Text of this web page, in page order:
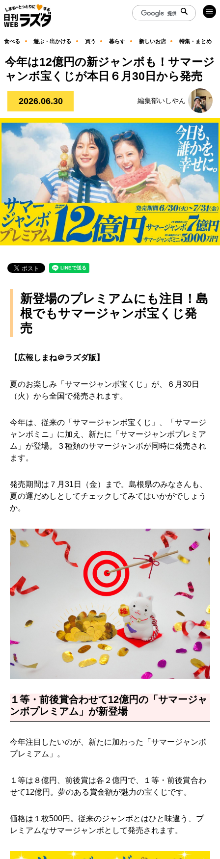
食べる 遊ぶ・出かける 買う 暮らす 新しいお店 特集・まとめ
今年は12億円の新ジャンボも！サマージ
ャンボ宝くじが本日６月30日から発売
2026.06.30 編集部いしやん
新登場のプレミアムにも注目！島
根でもサマージャンボ宝くじ発
売
【広報しまね＠ラズダ版】
夏のお楽しみ「サマージャンボ宝くじ」が、６月30日
（火）から全国で発売されます。
今年は、従来の「サマージャンボ宝くじ」、「サマージ
ャンボミニ」に加え、新たに「サマージャンボプレミア
ム」が登場。３種類のサマージャンボが同時に発売され
ます。
発売期間は７月31日（金）まで。島根県のみなさんも、
夏の運だめしとしてチェックしてみてはいかがでしょう
か。
１等・前後賞合わせて12億円の「サマージャ
ンボプレミアム」が新登場
今年注目したいのが、新たに加わった「サマージャンボ
プレミアム」。
１等は８億円、前後賞は各２億円で、１等・前後賞合わ
せて12億円。夢のある賞金額が魅力の宝くじです。
価格は１枚500円。従来のジャンボとはひと味違う、プ
レミアムなサマージャンボとして発売されます。